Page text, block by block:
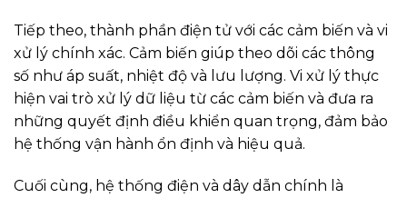
Tiếp theo, thành phần điện tử với các cảm biến và vi
xử lý chính xác. Cảm biến giúp theo dõi các thông
số như áp suất, nhiệt độ và lưu lượng. Vi xử lý thực
hiện vai trò xử lý dữ liệu từ các cảm biến và đưa ra
những quyết định điều khiển quan trọng, đảm bảo
hệ thống vận hành ổn định và hiệu quả.
Cuối cùng, hệ thống điện và dây dẫn chính là